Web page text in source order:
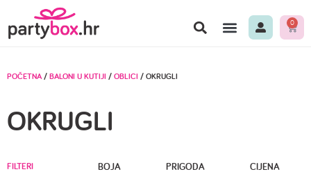
0
POČETNA/BALONI U KUTIJI/OBLICI/ OKRUGLI
OKRUGLI
FILTERI BOJA PRIGODA CIJENA